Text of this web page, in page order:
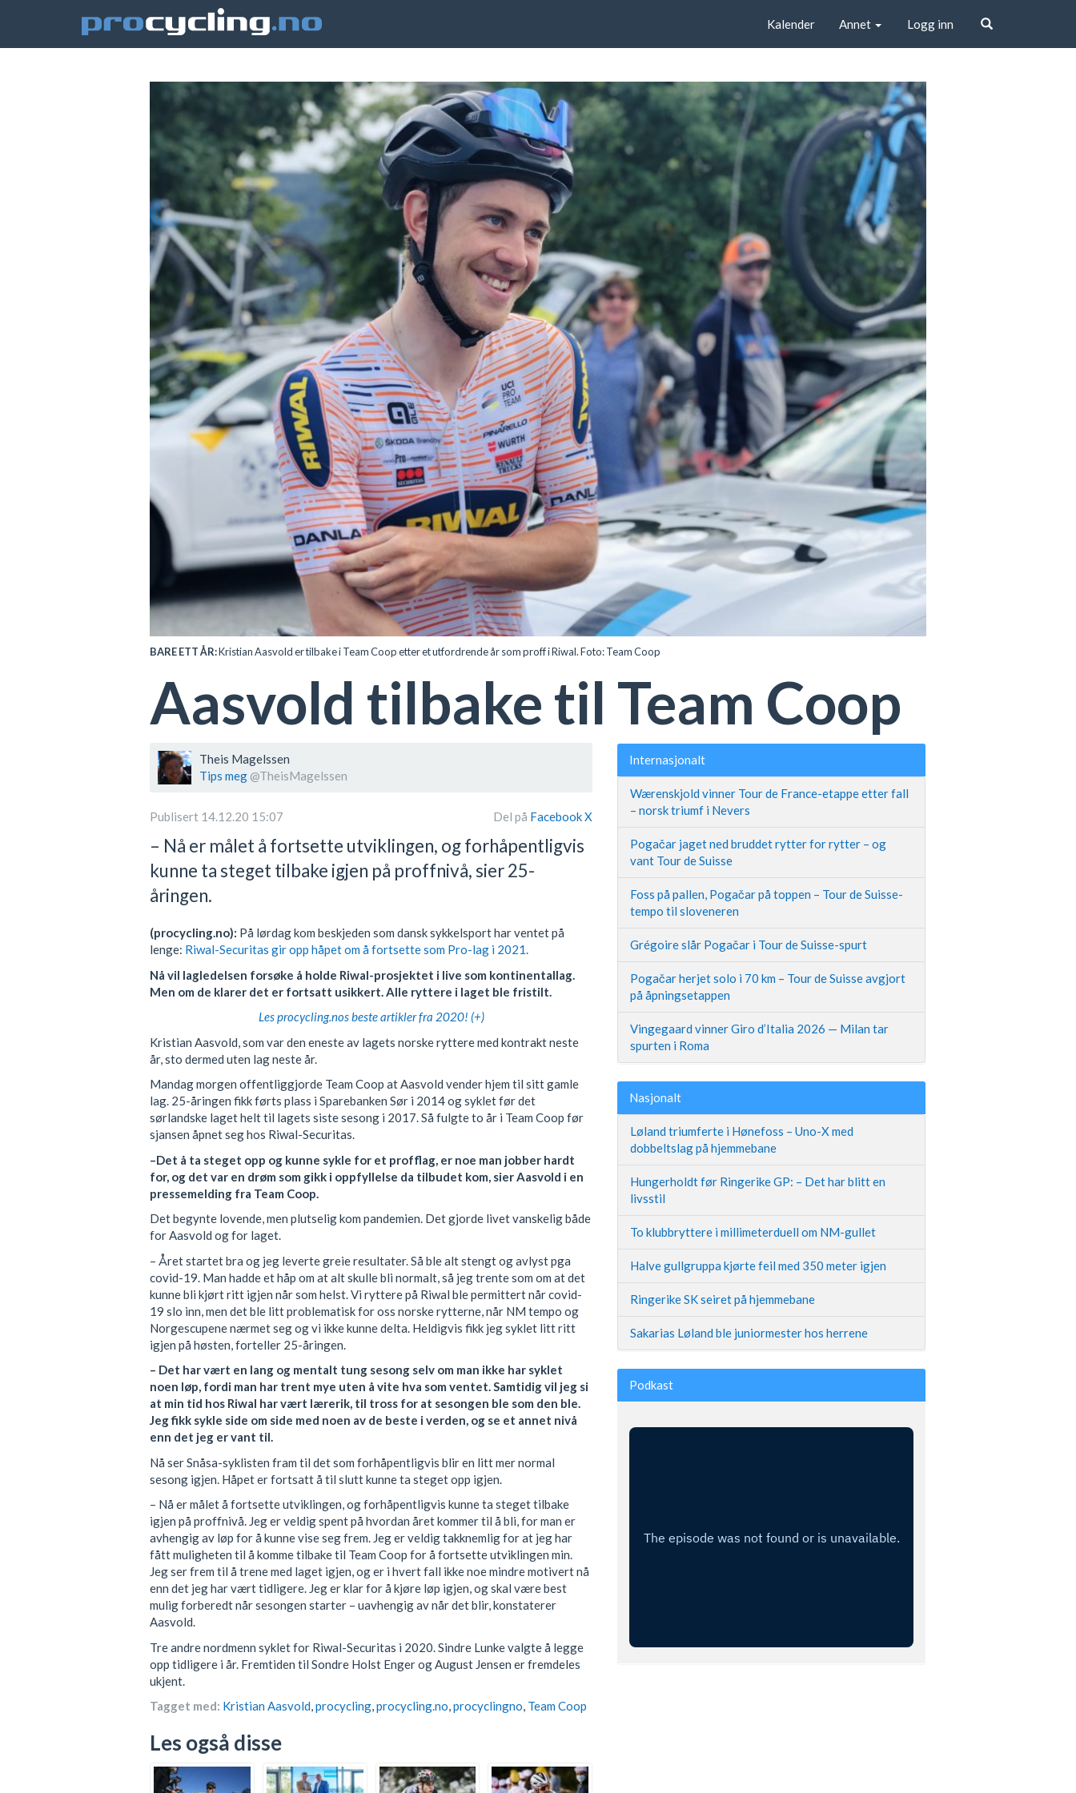
Kalender Annet Logg inn
BARE ETT ÅR:Kristian Aasvold er tilbake i Team Coop etter et utfordrende år som proff i Riwal. Foto: Team Coop
Aasvold tilbake til Team Coop
Theis Magelssen
Tips meg @TheisMagelssen
Publisert 14.12.20 15:07 Del på FacebookX
– Nå er målet å fortsette utviklingen, og forhåpentligvis
kunne ta steget tilbake igjen på proffnivå, sier 25-
åringen.
(procycling.no): På lørdag kom beskjeden som dansk sykkelsport har ventet på
lenge: Riwal-Securitas gir opp håpet om å fortsette som Pro-lag i 2021.
Nå vil lagledelsen forsøke å holde Riwal-prosjektet i live som kontinentallag.
Men om de klarer det er fortsatt usikkert. Alle ryttere i laget ble fristilt.
Les procycling.nos beste artikler fra 2020! (+)
Kristian Aasvold, som var den eneste av lagets norske ryttere med kontrakt neste
år, sto dermed uten lag neste år.
Mandag morgen offentliggjorde Team Coop at Aasvold vender hjem til sitt gamle
lag. 25-åringen fikk førts plass i Sparebanken Sør i 2014 og syklet før det
sørlandske laget helt til lagets siste sesong i 2017. Så fulgte to år i Team Coop før
sjansen åpnet seg hos Riwal-Securitas.
–Det å ta steget opp og kunne sykle for et profflag, er noe man jobber hardt
for, og det var en drøm som gikk i oppfyllelse da tilbudet kom, sier Aasvold i en
pressemelding fra Team Coop.
Det begynte lovende, men plutselig kom pandemien. Det gjorde livet vanskelig både
for Aasvold og for laget.
– Året startet bra og jeg leverte greie resultater. Så ble alt stengt og avlyst pga
covid-19. Man hadde et håp om at alt skulle bli normalt, så jeg trente som om at det
kunne bli kjørt ritt igjen når som helst. Vi ryttere på Riwal ble permittert når covid-
19 slo inn, men det ble litt problematisk for oss norske rytterne, når NM tempo og
Norgescupene nærmet seg og vi ikke kunne delta. Heldigvis fikk jeg syklet litt ritt
igjen på høsten, forteller 25-åringen.
– Det har vært en lang og mentalt tung sesong selv om man ikke har syklet
noen løp, fordi man har trent mye uten å vite hva som ventet. Samtidig vil jeg si
at min tid hos Riwal har vært lærerik, til tross for at sesongen ble som den ble.
Jeg fikk sykle side om side med noen av de beste i verden, og se et annet nivå
enn det jeg er vant til.
Nå ser Snåsa-syklisten fram til det som forhåpentligvis blir en litt mer normal
sesong igjen. Håpet er fortsatt å til slutt kunne ta steget opp igjen.
– Nå er målet å fortsette utviklingen, og forhåpentligvis kunne ta steget tilbake
igjen på proffnivå. Jeg er veldig spent på hvordan året kommer til å bli, for man er
avhengig av løp for å kunne vise seg frem. Jeg er veldig takknemlig for at jeg har
fått muligheten til å komme tilbake til Team Coop for å fortsette utviklingen min.
Jeg ser frem til å trene med laget igjen, og er i hvert fall ikke noe mindre motivert nå
enn det jeg har vært tidligere. Jeg er klar for å kjøre løp igjen, og skal være best
mulig forberedt når sesongen starter – uavhengig av når det blir, konstaterer
Aasvold.
Tre andre nordmenn syklet for Riwal-Securitas i 2020. Sindre Lunke valgte å legge
opp tidligere i år. Fremtiden til Sondre Holst Enger og August Jensen er fremdeles
ukjent.
Tagget med: Kristian Aasvold,procycling,procycling.no,procyclingno, Team Coop
Les også disse
Internasjonalt
Wærenskjold vinner Tour de France-etappe etter fall
– norsk triumf i Nevers
Pogačar jaget ned bruddet rytter for rytter – og
vant Tour de Suisse
Foss på pallen, Pogačar på toppen – Tour de Suisse-
tempo til sloveneren
Grégoire slår Pogačar i Tour de Suisse-spurt
Pogačar herjet solo i 70 km – Tour de Suisse avgjort
på åpningsetappen
Vingegaard vinner Giro d’Italia 2026 — Milan tar
spurten i Roma
Nasjonalt
Løland triumferte i Hønefoss – Uno-X med
dobbeltslag på hjemmebane
Hungerholdt før Ringerike GP: – Det har blitt en
livsstil
To klubbryttere i millimeterduell om NM-gullet
Halve gullgruppa kjørte feil med 350 meter igjen
Ringerike SK seiret på hjemmebane
Sakarias Løland ble juniormester hos herrene
Podkast